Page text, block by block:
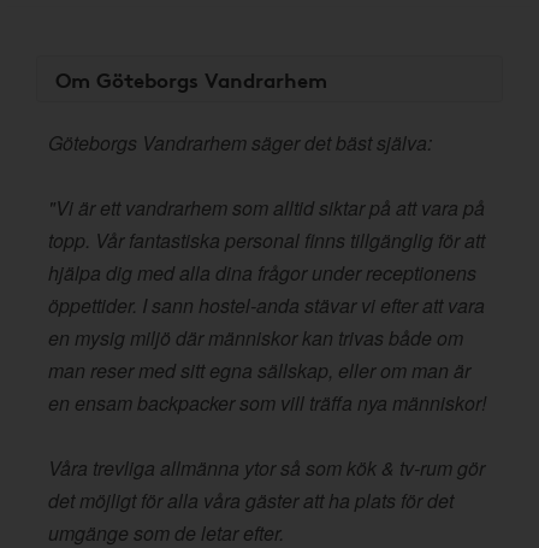
Om Göteborgs Vandrarhem
Göteborgs Vandrarhem säger det bäst själva:
"Vi är ett vandrarhem som alltid siktar på att vara på
topp. Vår fantastiska personal finns tillgänglig för att
hjälpa dig med alla dina frågor under receptionens
öppettider. I sann hostel-anda stävar vi efter att vara
en mysig miljö där människor kan trivas både om
man reser med sitt egna sällskap, eller om man är
en ensam backpacker som vill träffa nya människor!
Våra trevliga allmänna ytor så som kök & tv-rum gör
det möjligt för alla våra gäster att ha plats för det
umgänge som de letar efter.